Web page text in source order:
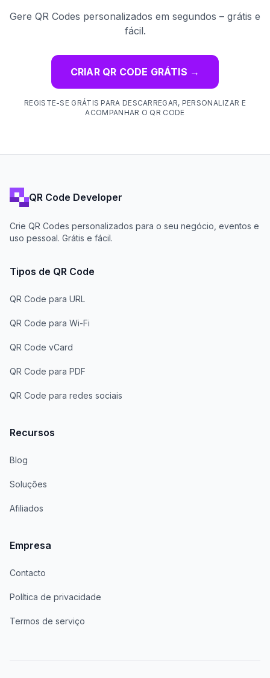
Gere QR Codes personalizados em segundos – grátis e
fácil.
CRIAR QR CODE GRÁTIS →
REGISTE-SE GRÁTIS PARA DESCARREGAR, PERSONALIZAR E
ACOMPANHAR O QR CODE
QR Code Developer
Crie QR Codes personalizados para o seu negócio, eventos e
uso pessoal. Grátis e fácil.
Tipos de QR Code
QR Code para URL
QR Code para Wi-Fi
QR Code vCard
QR Code para PDF
QR Code para redes sociais
Recursos
Blog
Soluções
Afiliados
Empresa
Contacto
Política de privacidade
Termos de serviço